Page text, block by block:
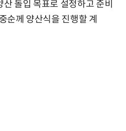
돌입 목표로 설정하고 준비
순께 양산식을 진행할 계